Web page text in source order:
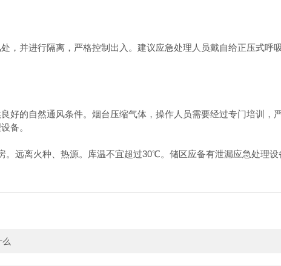
并进行隔离，严格控制出入。建议应急处理人员戴自给正压式呼
的自然通风条件。烟台压缩气体，操作人员需要经过专门培训，
备。
远离火种、热源。库温不宜超过30℃。储区应备有泄漏应急处理设